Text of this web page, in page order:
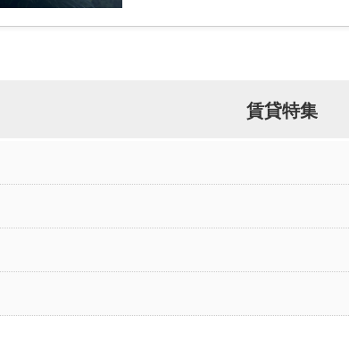
賃貸特集